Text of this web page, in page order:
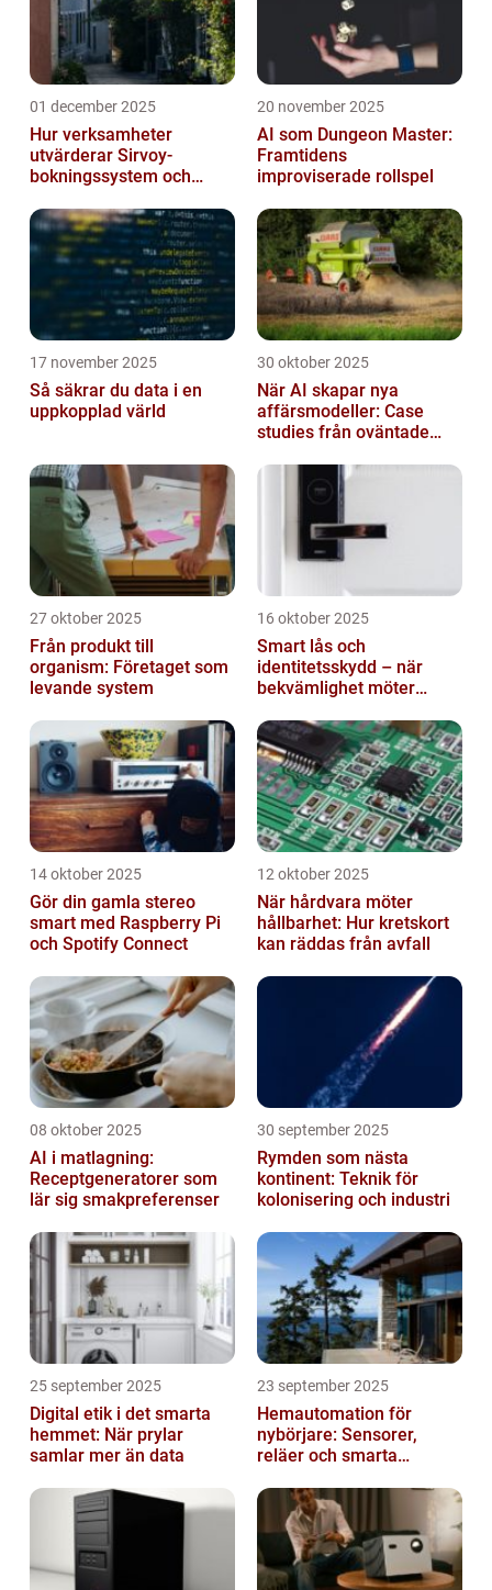
01 december 2025
Hur verksamheter
utvärderar Sirvoy-
bokningssystem och
20 november 2025
AI som Dungeon Master:
Framtidens
improviserade rollspel
17 november 2025
Så säkrar du data i en
uppkopplad värld
30 oktober 2025
När AI skapar nya
affärsmodeller: Case
studies från oväntade
27 oktober 2025
Från produkt till
organism: Företaget som
levande system
16 oktober 2025
Smart lås och
identitetsskydd – när
bekvämlighet möter
14 oktober 2025
Gör din gamla stereo
smart med Raspberry Pi
och Spotify Connect
12 oktober 2025
När hårdvara möter
hållbarhet: Hur kretskort
kan räddas från avfall
08 oktober 2025
AI i matlagning:
Receptgeneratorer som
lär sig smakpreferenser
30 september 2025
Rymden som nästa
kontinent: Teknik för
kolonisering och industri
25 september 2025
Digital etik i det smarta
hemmet: När prylar
samlar mer än data
23 september 2025
Hemautomation för
nybörjare: Sensorer,
reläer och smarta